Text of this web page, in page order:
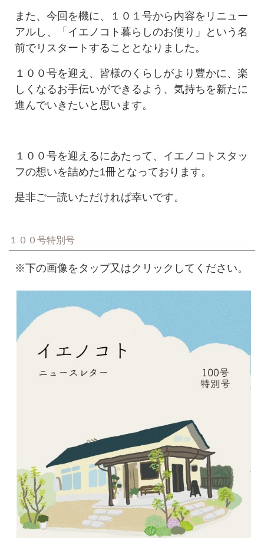
また、今回を機に、１０１号から内容をリニュー
アルし、「イエノコト暮らしのお便り」という名
前でリスタートすることとなりました。
１００号を迎え、皆様のくらしがより豊かに、楽
しくなるお手伝いができるよう、気持ちを新たに
進んでいきたいと思います。
１００号を迎えるにあたって、イエノコトスタッ
フの想いを詰めた1冊となっております。
是非ご一読いただければ幸いです。
１００号特別号
※下の画像をタップ又はクリックしてください。